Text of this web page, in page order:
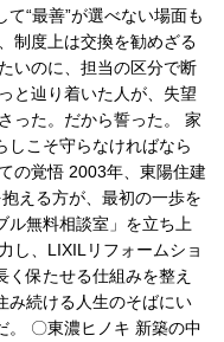
“最善”が選べない場面も
制度上は交換を勧めざる
いのに、担当の区分で断
と辿り着いた人が、失望
った。だから誓った。 家
しこそ守らなければなら
の覚悟 2003年、東陽住建
える方が、最初の一歩を
ル無料相談室」を立ち上
し、LIXILリフォームショ
く保たせる仕組みを整え
み続ける人生のそばにい
。 〇東濃ヒノキ 新築の中